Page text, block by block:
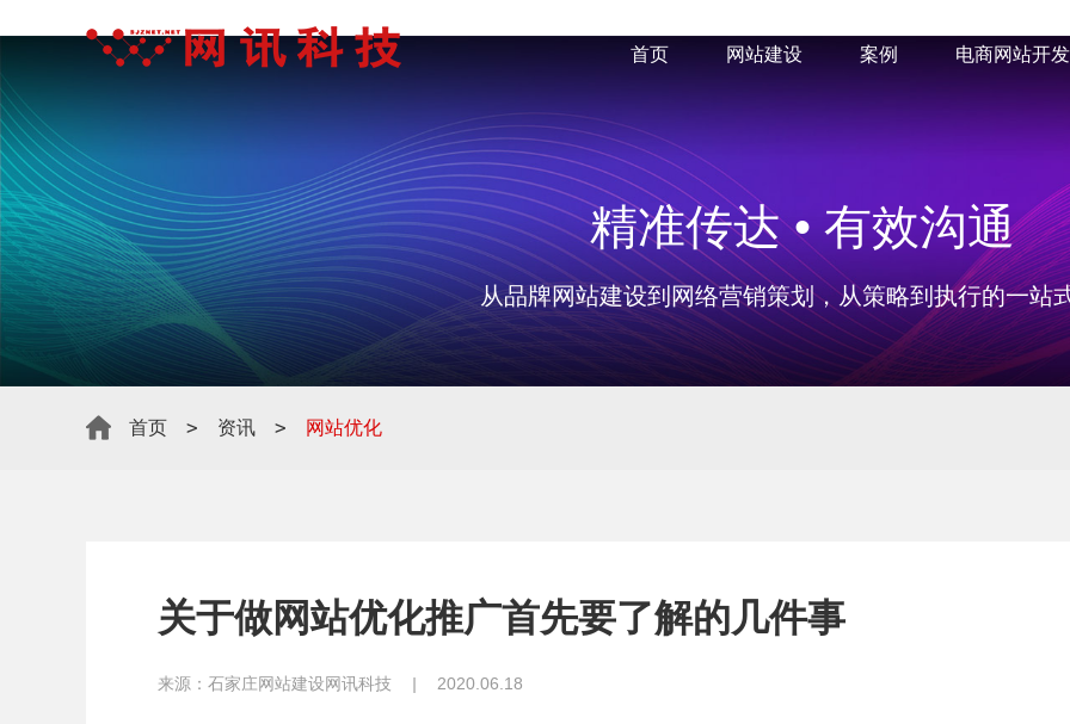
首页 网站建设 案例 电商网站开发
精准传达 • 有效沟通
从品牌网站建设到网络营销策划，从策略到执行的一站
首页 > 资讯 > 网站优化
关于做网站优化推广首先要了解的几件事
来源： 石家庄网站建设网讯科技 | 2020.06.18